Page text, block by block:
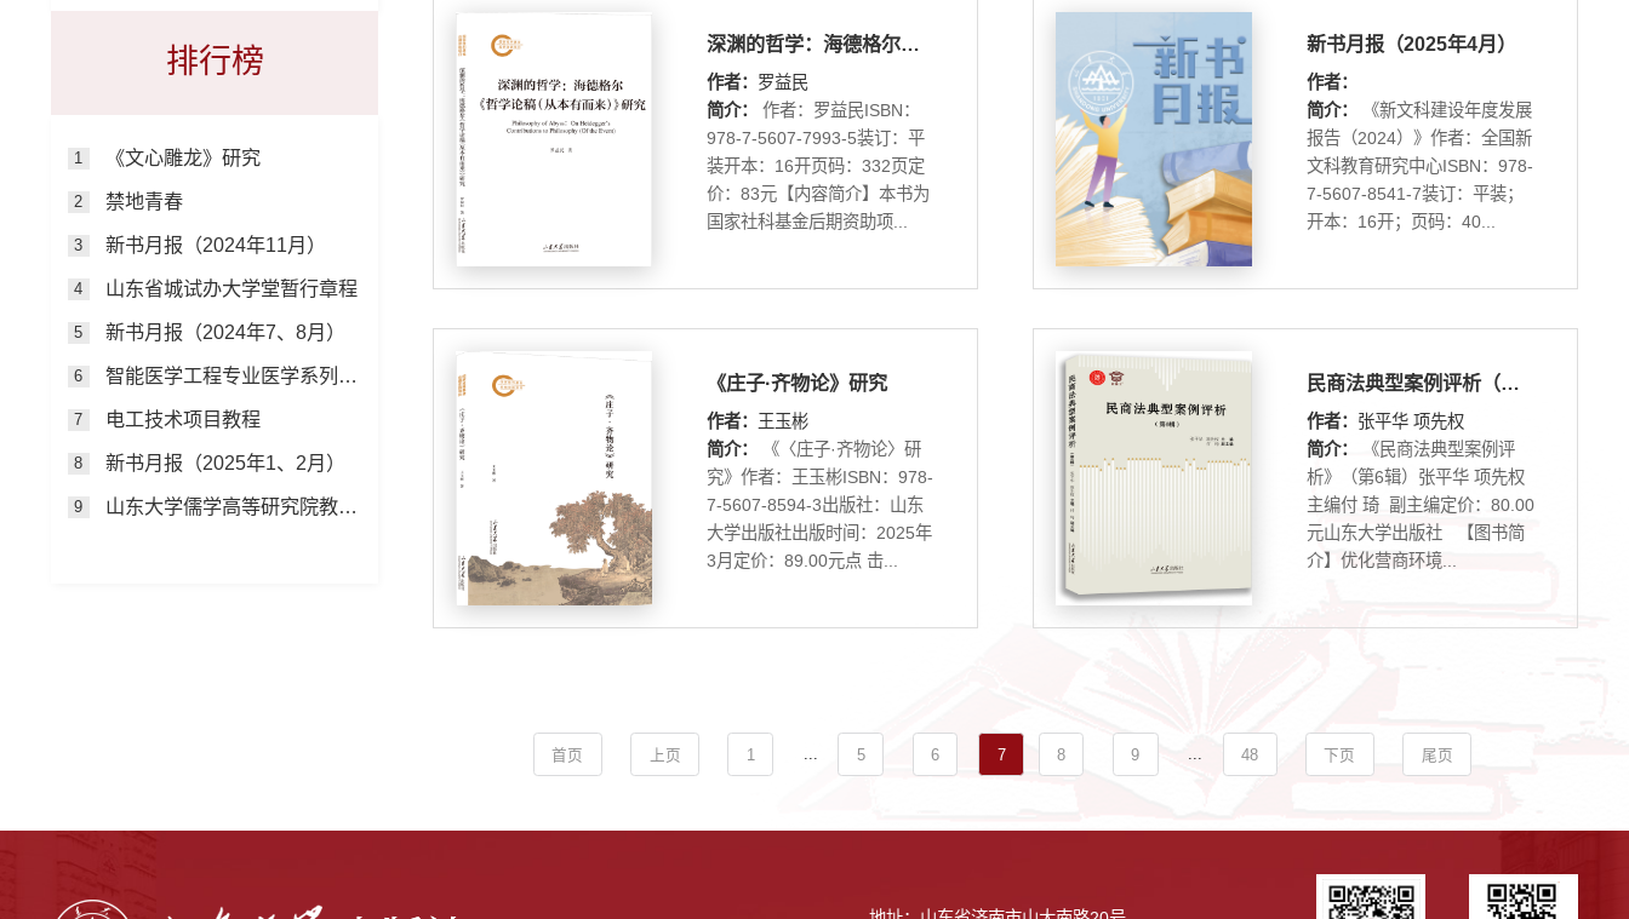
排行榜
1 《文心雕龙》研究
2 禁地青春
3 新书月报（2024年11月）
4 山东省城试办大学堂暂行章程
5 新书月报（2024年7、8月）
6
7 电工技术项目教程
8 新书月报（2025年1、2月）
9
作者： 罗益民
简介：
978-7-5607-7993-5装订：平
装开本：16开页码：332页定
价：83元【内容简介】本书为
国家社科基金后期资助项...
新书月报（2025年4月）
作者：
简介：
报告（2024）》作者：全国新
文科教育研究中心ISBN：978-
7-5607-8541-7装订：平装；
开本：16开；页码：40...
《庄子·齐物论》研究
作者：
王玉彬
简介：
究》作者：王玉彬ISBN：978-
7-5607-8594-3出版社：山东
大学出版社出版时间：2025年
3月定价：89.00元点 击...
民商法典型案例评析（第6辑）
作者： 张平华 项先权
简介：
析》（第6辑）张平华 项先权
主编付 琦 副主编定价：80.00
元山东大学出版社 【图书简
介】优化营商环境...
首页 上页 1 5 6 7 8 9 48 下页 尾页